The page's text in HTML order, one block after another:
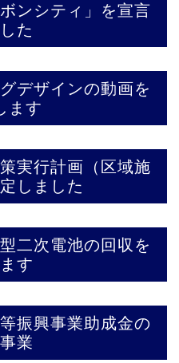
ンシティ」を宣言
た
デザインの動画を
ます
実行計画（区域施
しました
二次電池の回収を
す
振興事業助成金の
業